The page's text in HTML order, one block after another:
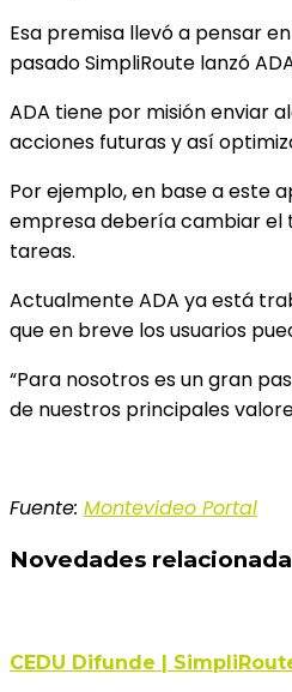
Esa premisa llevó a pensar
pasado SimpliRoute lanzó
ADA tiene por misión enviar
acciones futuras y así
Por ejemplo, en base a este
empresa debería cambiar el
tareas.
Actualmente ADA ya está
que en breve los usuarios
“Para nosotros es un gran
de nuestros principales
Fuente: Montevideo Portal
Novedades
CEDU Difunde |